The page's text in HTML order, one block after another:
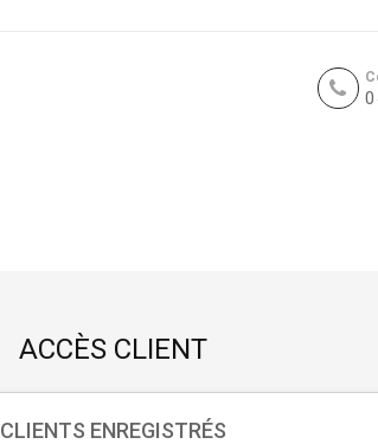
ACCÈS CLIENT
CLIENTS ENREGISTRÉS